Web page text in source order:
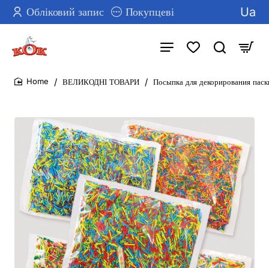
Обліковий запис Покупцеві Ua
ВЕЛИКОДНІ ТОВАРИ Посыпка для декорирования